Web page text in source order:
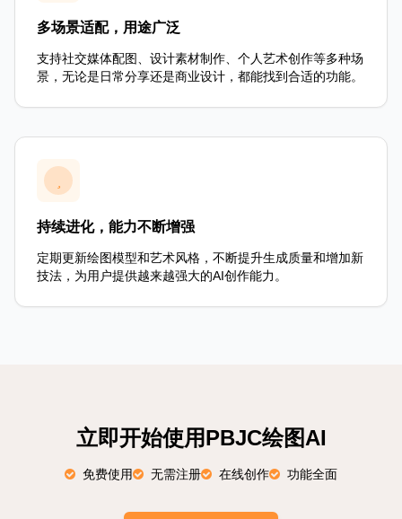
多场景适配，用途广泛
支持社交媒体配图、设计素材制作、个人艺术创作等多种场
景，无论是日常分享还是商业设计，都能找到合适的功能。
持续进化，能力不断增强
定期更新绘图模型和艺术风格，不断提升生成质量和增加新
技法，为用户提供越来越强大的AI创作能力。
立即开始使用PBJC绘图AI
免费使用 无需注册 在线创作 功能全面